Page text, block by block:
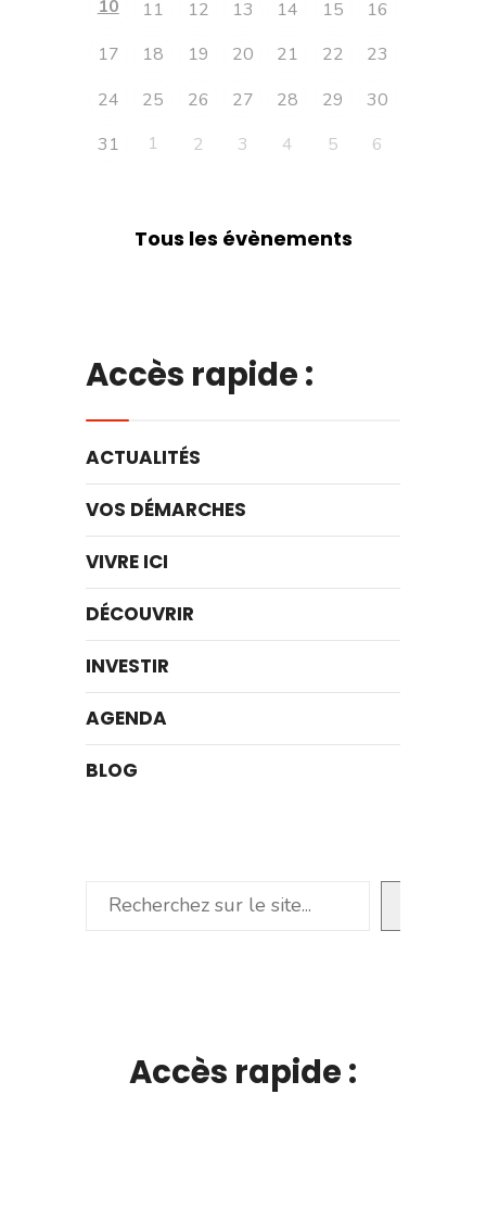
10 11 12 13 14 15
16
17
18 19 20 21 22
23
24
25 26 27 28 29
30
31
1 2 3 4 5 6
Tous les évènements
Accès rapide :
ACTUALITÉS
VOS DÉMARCHES
VIVRE ICI
DÉCOUVRIR
INVESTIR
AGENDA
BLOG
Rechercher
Accès rapide :